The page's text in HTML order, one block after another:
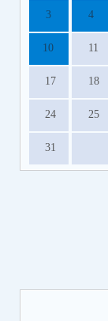
3 4
10 11
17 18
24 25
31